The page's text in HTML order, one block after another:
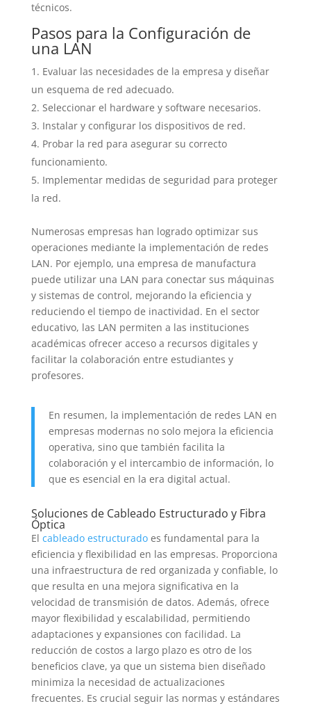
técnicos.
Pasos para la Configuración de
una LAN
Evaluar las necesidades de la empresa y diseñar
un esquema de red adecuado.
Seleccionar el hardware y software necesarios.
Instalar y configurar los dispositivos de red.
Probar la red para asegurar su correcto
funcionamiento.
Implementar medidas de seguridad para proteger
la red.
Numerosas empresas han logrado optimizar sus
operaciones mediante la implementación de redes
LAN. Por ejemplo, una empresa de manufactura
puede utilizar una LAN para conectar sus máquinas
y sistemas de control, mejorando la eficiencia y
reduciendo el tiempo de inactividad. En el sector
educativo, las LAN permiten a las instituciones
académicas ofrecer acceso a recursos digitales y
facilitar la colaboración entre estudiantes y
profesores.
En resumen, la implementación de redes LAN en
empresas modernas no solo mejora la eficiencia
operativa, sino que también facilita la
colaboración y el intercambio de información, lo
que es esencial en la era digital actual.
Soluciones de Cableado Estructurado y Fibra
Óptica
El cableado estructuradoes fundamental para la
eficiencia y flexibilidad en las empresas. Proporciona
una infraestructura de red organizada y confiable, lo
que resulta en una mejora significativa en la
velocidad de transmisión de datos. Además, ofrece
mayor flexibilidad y escalabilidad, permitiendo
adaptaciones y expansiones con facilidad. La
reducción de costos a largo plazo es otro de los
beneficios clave, ya que un sistema bien diseñado
minimiza la necesidad de actualizaciones
frecuentes. Es crucial seguir las normas y estándares